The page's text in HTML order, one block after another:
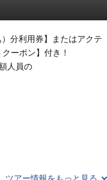
分利用券】またはアクテ
ーポン】付き！
人員の